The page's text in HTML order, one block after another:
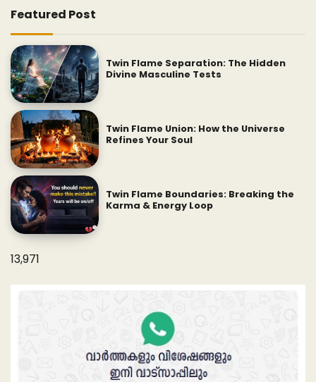
Featured Post
Twin Flame Separation: The Hidden
Divine Masculine Tests
Twin Flame Union: How the Universe
Refines Your Soul
Twin Flame Boundaries: Breaking the
Karma & Energy Loop
13,971